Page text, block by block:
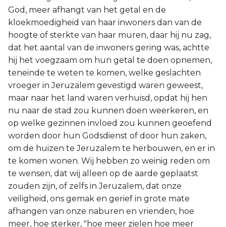
God, meer afhangt van het getal en de
kloekmoedigheid van haar inwoners dan van de
hoogte of sterkte van haar muren, daar hij nu zag,
dat het aantal van de inwoners gering was, achtte
hij het voegzaam om hun getal te doen opnemen,
teneinde te weten te komen, welke geslachten
vroeger in Jeruzalem gevestigd waren geweest,
maar naar het land waren verhuisd, opdat hij hen
nu naar de stad zou kunnen doen weerkeren, en
op welke gezinnen invloed zou kunnen geoefend
worden door hun Godsdienst of door hun zaken,
om de huizen te Jeruzalem te herbouwen, en er in
te komen wonen. Wij hebben zo weinig reden om
te wensen, dat wij alleen op de aarde geplaatst
zouden zijn, of zelfs in Jeruzalem, dat onze
veiligheid, ons gemak en gerief in grote mate
afhangen van onze naburen en vrienden, hoe
meer, hoe sterker, "hoe meer zielen hoe meer